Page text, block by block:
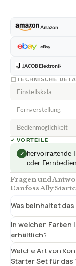
Amazon
eBay
JACOB Elektronik
TECHNISCHE
Einstellskala
Fernverstellung
Bedienmöglichkeit
✓ VORTEILE
✓ hervorragende
oder
Fragen und
Danfoss Ally
Was beinhaltet
In welchen Farben
erhältlich?
Welche Art von
Starter Set für das